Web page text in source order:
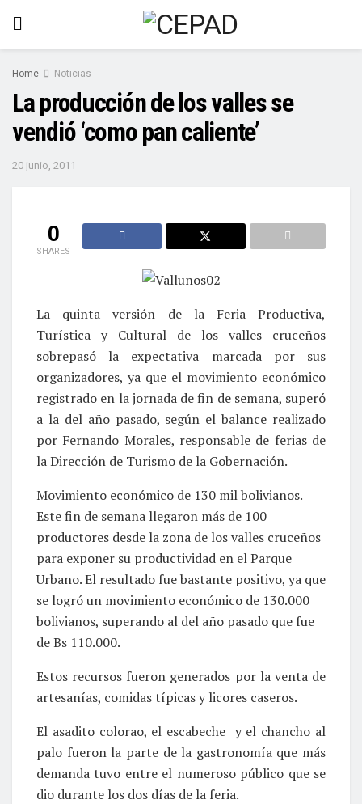
Home Noticias
La producción de los valles se
vendió ‘como pan caliente’
20 junio, 2011
0
SHARES
La quinta versión de la Feria Productiva,
Turística y Cultural de los valles cruceños
sobrepasó la expectativa marcada por sus
organizadores, ya que el movimiento económico
registrado en la jornada de fin de semana, superó
a la del año pasado, según el balance realizado
por Fernando Morales, responsable de ferias de
la Dirección de Turismo de la Gobernación.
Movimiento económico de 130 mil bolivianos.
Este fin de semana llegaron más de 100
productores desde la zona de los valles cruceños
para exponer su productividad en el Parque
Urbano. El resultado fue bastante positivo, ya que
se logró un movimiento económico de 130.000
bolivianos, superando al del año pasado que fue
de Bs 110.000.
Estos recursos fueron generados por la venta de
artesanías, comidas típicas y licores caseros.
El asadito colorao, el escabeche y el chancho al
palo fueron la parte de la gastronomía que más
demanda tuvo entre el numeroso público que se
dio durante los dos días de la feria.